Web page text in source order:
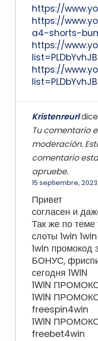
https://
https://
a4-shorts-
https://
https://
Kristenreurl
Tu comentario
moderación.
comentario
apruebe.
15 septiembre,
Привет
согласен и
Так же по
слоты 1win
1win промокод
БОНУС,
сегодня 1WIN
1WIN
1WIN
freespin4win
1WIN
freebet4win